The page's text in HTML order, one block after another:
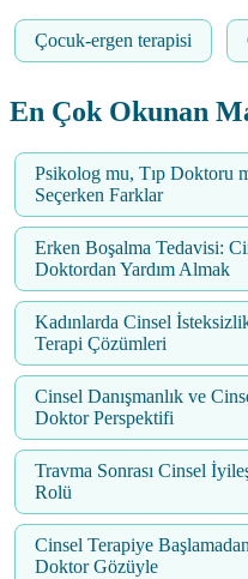
Çocuk-ergen terapisi
En Çok Okunan
Psikolog mu, Tıp Doktoru
Seçerken Farklar
Erken Boşalma Tedavisi:
Doktordan Yardım Almak
Kadınlarda Cinsel
Terapi Çözümleri
Cinsel Danışmanlık ve
Doktor Perspektifi
Travma Sonrası Cinsel
Rolü
Cinsel Terapiye
Doktor Gözüyle